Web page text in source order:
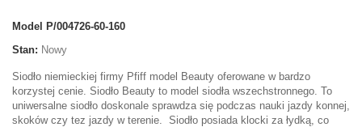
Model
P/004726-60-160
Stan: Nowy
Siodło niemieckiej firmy Pfiff model Beauty oferowane w bardzo
korzystej cenie. Siodło Beauty to model siodła wszechstronnego. To
uniwersalne siodło doskonale sprawdza się podczas nauki jazdy konnej,
skoków czy tez jazdy w terenie. Siodło posiada klocki za łydką, co